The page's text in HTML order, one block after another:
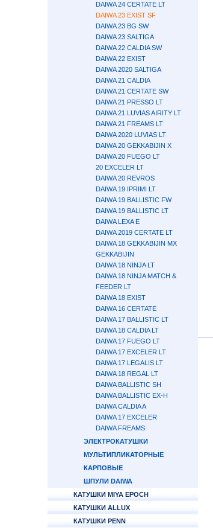
DAIWA 24 CERTATE LT
DAIWA 23 EXIST SF
DAIWA 23 BG SW
DAIWA 23 SALTIGA
DAIWA 22 CALDIA SW
DAIWA 22 EXIST
DAIWA 2020 SALTIGA
DAIWA 21 CALDIA
DAIWA 21 CERTATE SW
DAIWA 21 PRESSO LT
DAIWA 21 LUVIAS AIRITY LT
DAIWA 21 FREAMS LT
DAIWA 2020 LUVIAS LT
DAIWA 20 GEKKABIJIN X
DAIWA 20 FUEGO LT
20 EXCELER LT
DAIWA 20 REVROS
DAIWA 19 IPRIMI LT
DAIWA 19 BALLISTIC FW
DAIWA 19 BALLISTIC LT
DAIWA LEXA E
DAIWA 2019 CERTATE LT
DAIWA 18 GEKKABIJIN MX
GEKKABIJIN
DAIWA 18 NINJA LT
DAIWA 18 NINJA MATCH &
FEEDER LT
DAIWA 18 EXIST
DAIWA 16 CERTATE
DAIWA 17 BALLISTIC LT
DAIWA 18 CALDIA LT
DAIWA 17 FUEGO LT
DAIWA 17 EXCELER LT
DAIWA 17 LEGALIS LT
DAIWA 18 REGAL LT
DAIWA BALLISTIC SH
DAIWA BALLISTIC EX-H
DAIWA CALDIA A
DAIWA 17 EXCELER
DAIWA FREAMS
ЭЛЕКТРОКАТУШКИ
МУЛЬТИПЛИКАТОРНЫЕ
КАРПОВЫЕ
ШПУЛИ DAIWA
КАТУШКИ MIYA EPOCH
КАТУШКИ ALLUX
КАТУШКИ PENN